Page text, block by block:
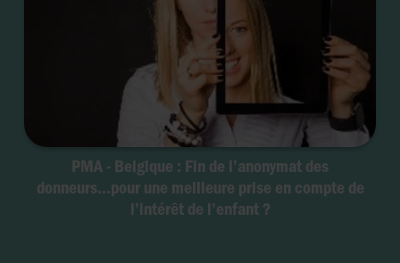
PMA - Belgique : Fin de l’anonymat des
donneurs...pour une meilleure prise en compte de
l’intérêt de l’enfant ?